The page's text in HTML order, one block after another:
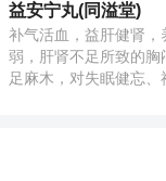
益安宁丸(同溢堂)
补气活血，益肝健肾
弱，肝肾不足所致的
足麻木，对失眠健忘、